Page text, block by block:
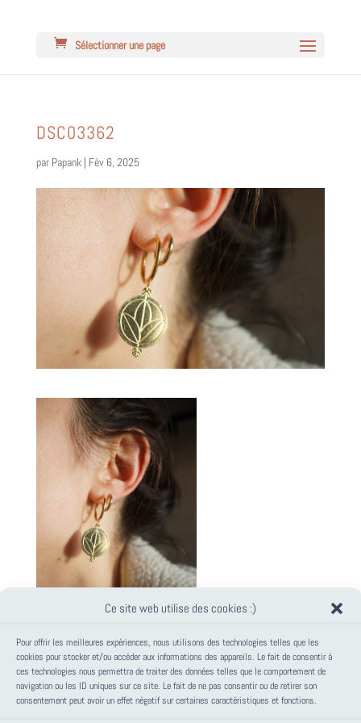
Ce site web utilise des cookies :)
Pour offrir les meilleures expériences, nous utilisons des technologies telles que les
cookies pour stocker et/ou accéder aux informations des appareils. Le fait de consentir à
ces technologies nous permettra de traiter des données telles que le comportement de
navigation ou les ID uniques sur ce site. Le fait de ne pas consentir ou de retirer son
consentement peut avoir un effet négatif sur certaines caractéristiques et fonctions.
Sélectionner une page
DSC03362
par Papank| Fév 6, 2025
PANIER
Votre panier est vide.